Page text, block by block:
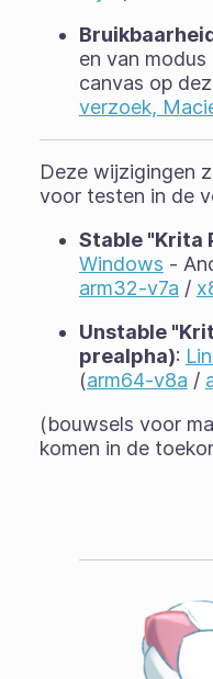
en van
canvas op
verzoek,
Deze wijzigingen
voor testen in de
Stable "Krita
Windows -
arm32-v7a /
Unstable
prealpha):
(arm64-v8a /
(bouwsels voor
komen in de